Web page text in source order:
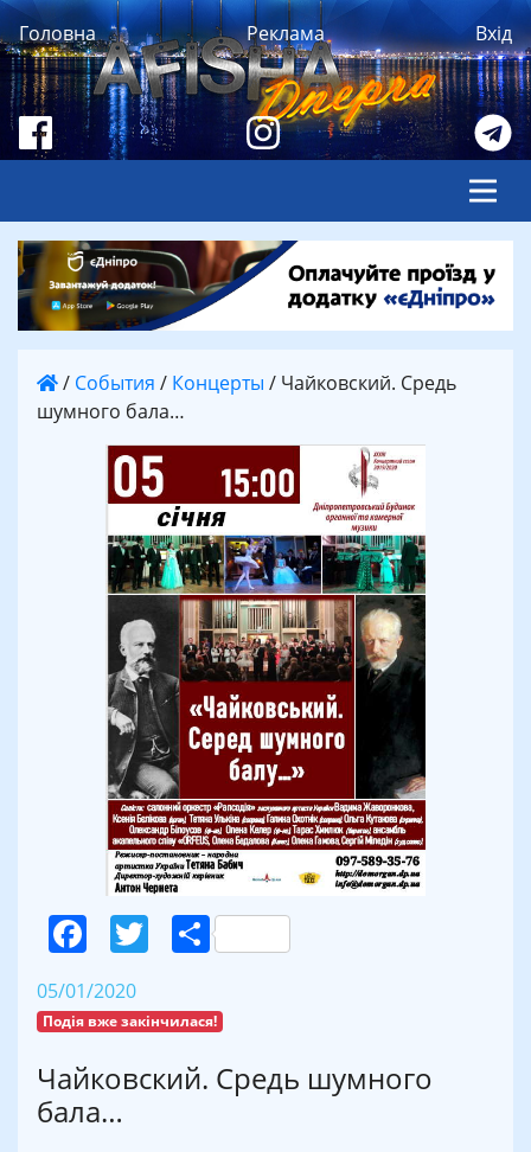
Головна Реклама Вхід
/ События / Концерты / Чайковский. Средь
шумного бала…
Facebook
Twitter
Поділитися
05/01/2020
Подія вже закінчилася!
Чайковский. Средь шумного
бала…